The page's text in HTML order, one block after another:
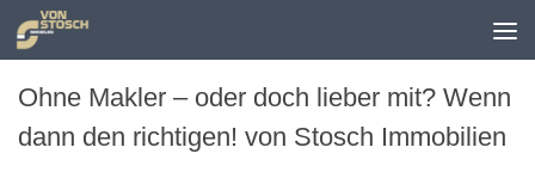
Zum Inhalt springen
Ohne Makler – oder doch lieber mit? Wenn
dann den richtigen! von Stosch Immobilien